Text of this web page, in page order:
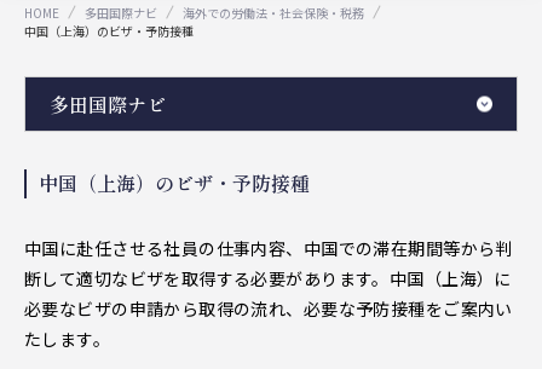
HOME 多田国際ナビ
海外での労働法・社会保険・税務
中国（上海）のビザ・予防接種
多田国際ナビ
中国（上海）のビザ・予防接種
中国に赴任させる社員の仕事内容、中国での滞在期間等から判
断して適切なビザを取得する必要があります。中国（上海）に
必要なビザの申請から取得の流れ、必要な予防接種をご案内い
たします。